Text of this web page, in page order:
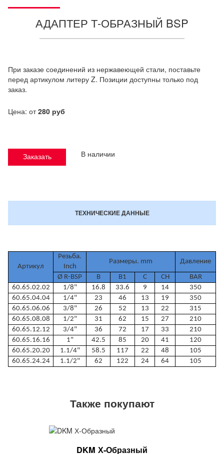
АДАПТЕР Т-ОБРАЗНЫЙ BSP
При заказе соединений из нержавеющей стали, поставьте
перед артикулом литеру Z. Позиции доступны только под
заказ.
Цена: от280 руб
Заказать В наличии
ТЕХНИЧЕСКИЕ ДАННЫЕ
Артикул
Резьба.
Inch
Размеры. mm Давление
Ø R-BSP В В1 C CH
BAR
60.65.02.02
1/8" 16.8 33.6 9 14
350
60.65.04.04
1/4" 23 46 13 19
350
60.65.06.06
3/8" 26 52 13 22
315
60.65.08.08
1/2" 31 62 15 27
210
60.65.12.12
3/4" 36 72 17 33
210
60.65.16.16
1" 42.5 85 20 41
120
60.65.20.20
1.1/4" 58.5 117 22 48
105
60.65.24.24
1.1/2" 62 122 24 64 105
Также покупают
DKM Х-Образный